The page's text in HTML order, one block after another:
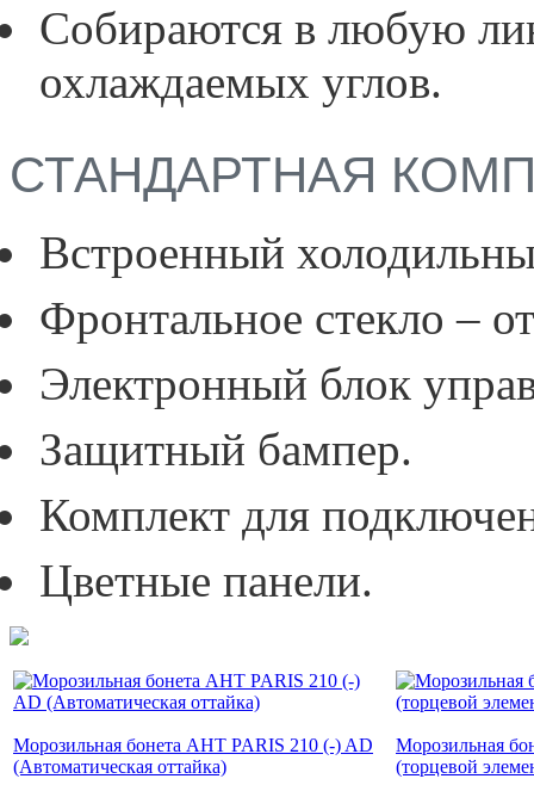
Собираются в любую
охлаждаемых углов.
СТАНДАРТНАЯ
Встроенный
Фронтальное стекло –
Электронный блок
Защитный бампер.
Комплект для
Цветные панели.
Морозильная бонета AHT PARIS 210 (-) AD
(Автоматическая оттайка)
Морозильная
(торцевой